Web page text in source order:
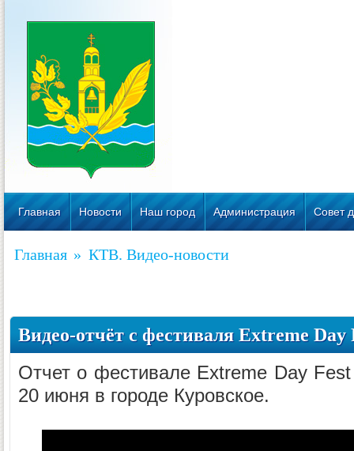
Главная Новости Наш город Администрация Совет
Главная » КТВ. Видео-новости
Видео-отчёт с фестиваля Extreme Day
Отчет о фестивале Extreme Day
20 июня в городе Куровское.